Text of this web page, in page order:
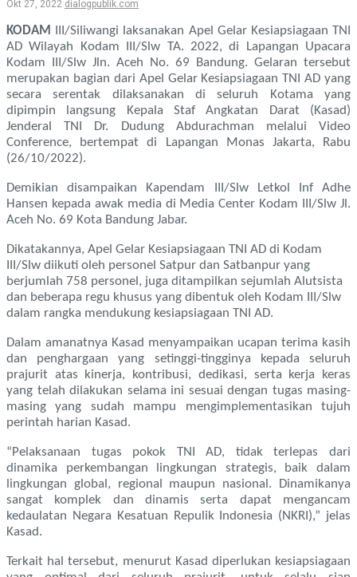
Okt 27, 2022 dialogpublik.com
KODAM
III/Siliwangi laksanakan Apel Gelar Kesiapsiagaan TNI
AD Wilayah Kodam III/Slw TA. 2022, di Lapangan Upacara
Kodam III/Slw Jln. Aceh No. 69 Bandung. Gelaran tersebut
merupakan bagian dari Apel Gelar Kesiapsiagaan TNI AD yang
secara serentak dilaksanakan di seluruh Kotama yang
dipimpin langsung Kepala Staf Angkatan Darat (Kasad)
Jenderal TNI Dr. Dudung Abdurachman melalui Video
Conference, bertempat di Lapangan Monas Jakarta, Rabu
(26/10/2022).
Demikian disampaikan Kapendam III/Slw Letkol Inf Adhe
Hansen kepada awak media di Media Center Kodam III/Slw Jl.
Aceh No. 69 Kota Bandung Jabar.
Dikatakannya, Apel Gelar Kesiapsiagaan TNI AD di Kodam
III/Slw diikuti oleh personel Satpur dan Satbanpur yang
berjumlah 758 personel, juga ditampilkan sejumlah Alutsista
dan beberapa regu khusus yang dibentuk oleh Kodam III/Slw
dalam rangka mendukung kesiapsiagaan TNI AD.
Dalam amanatnya Kasad menyampaikan ucapan terima kasih
dan penghargaan yang setinggi-tingginya kepada seluruh
prajurit atas kinerja, kontribusi, dedikasi, serta kerja keras
yang telah dilakukan selama ini sesuai dengan tugas masing-
masing yang sudah mampu mengimplementasikan tujuh
perintah harian Kasad.
“Pelaksanaan tugas pokok TNI AD, tidak terlepas dari
dinamika perkembangan lingkungan strategis, baik dalam
lingkungan global, regional maupun nasional. Dinamikanya
sangat komplek dan dinamis serta dapat mengancam
kedaulatan Negara Kesatuan Repulik Indonesia (NKRI),” jelas
Kasad.
Terkait hal tersebut, menurut Kasad diperlukan kesiapsiagaan